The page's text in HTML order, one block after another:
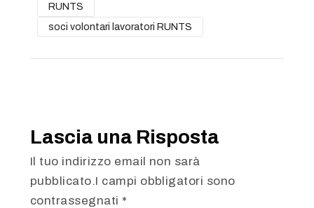
RUNTS
soci volontari lavoratori RUNTS
Lascia una Risposta
Il tuo indirizzo email non sarà
pubblicato.I campi obbligatori sono
contrassegnati *